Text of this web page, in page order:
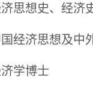
思想史、经济
经济思想及中
学博士